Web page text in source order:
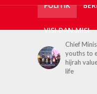
POLITIK
VISI DAN MISI
Tiada kes
sejak
ESS Zone